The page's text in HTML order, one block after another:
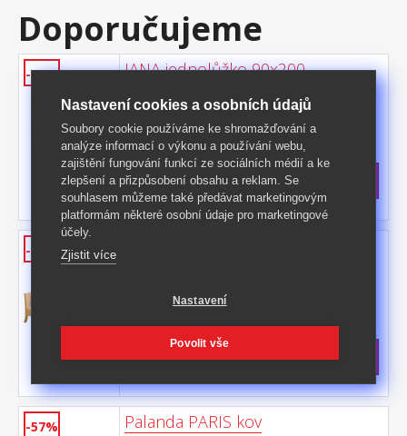
Doporučujeme
-45% JANA jednolůžko 90x200
materiál masiv borovice, lakované
provedení výška sedu 36 cm, výška čela 72
cm matrace a rošt nejsou v
ceně doporučený rozměr matrace 90 × 200
cm a rošt R1 vhodný doplněk úložný
prostor 8009 nebo výsuvná postel 8086
nebo 8086K
Kód produktu: ID30400225
Skladem> 5 ks
2 399 Kčs DPH
-45% 4 399 Kč **
-41%
roštu a matrace doporučený rozměr
M24) a rošt R1 vhodný doplněk úložný
Kód produktu: L2
Skladem>5 ks
5 199 Kčs DPH
-57% Palanda PARIS kov
Nastavení cookies a osobních údajů
Soubory cookie používáme ke shromažďování a
analýze informací o výkonu a používání webu,
zajištění fungování funkcí ze sociálních médií a ke
zlepšení a přizpůsobení obsahu a reklam. Se
souhlasem můžeme také předávat marketingovým
platformám některé osobní údaje pro marketingové
účely.
Zjistit více
Nastavení
Povolit vše